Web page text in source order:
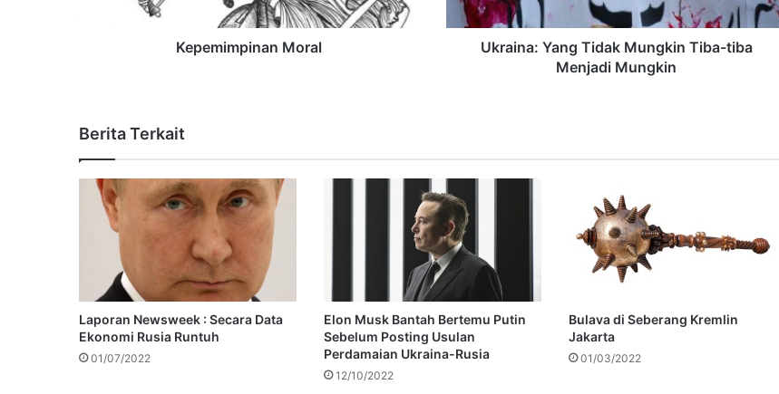
Kepemimpinan Moral
Ukraina: Yang Tidak Mungkin Tiba-tiba
Menjadi Mungkin
Berita Terkait
Laporan Newsweek : Secara Data
Ekonomi Rusia Runtuh
01/07/2022
Elon Musk Bantah Bertemu Putin
Sebelum Posting Usulan
Perdamaian Ukraina-Rusia
12/10/2022
Bulava di Seberang Kremlin
Jakarta
01/03/2022